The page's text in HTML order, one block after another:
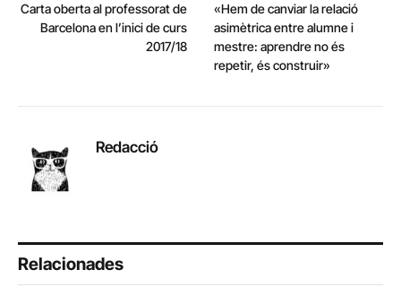
Carta oberta al professorat de
Barcelona en l’inici de curs
2017/18
«Hem de canviar la relació
asimètrica entre alumne i
mestre: aprendre no és
repetir, és construir»
Redacció
Relacionades